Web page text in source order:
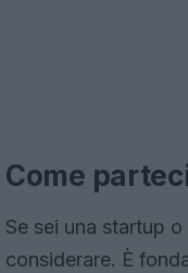
Come
Se sei una startup
considerare. È